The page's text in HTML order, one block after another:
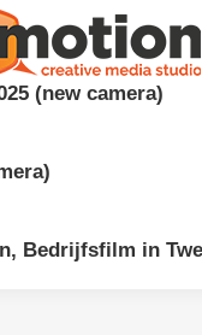
(new camera)
Bedrijfsfilm in